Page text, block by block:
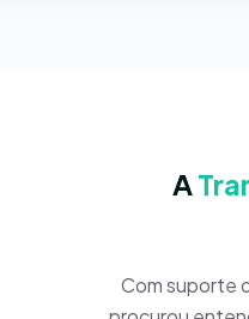
A
Com suporte